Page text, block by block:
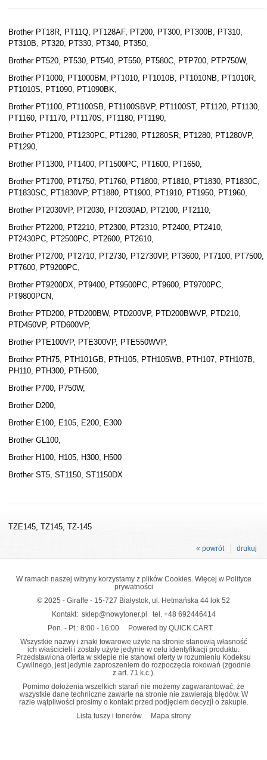
Brother PT18R, PT11Q, PT128AF, PT200, PT300, PT300B, PT310,
PT310B, PT320, PT330, PT340, PT350,
Brother PT520, PT530, PT540, PT550, PT580C, PTP700, PTP750W,
Brother PT1000, PT1000BM, PT1010, PT1010B, PT1010NB, PT1010R,
PT1010S, PT1090, PT1090BK,
Brother PT1100, PT1100SB, PT1100SBVP, PT1100ST, PT1120, PT1130,
PT1160, PT1170, PT1170S, PT1180, PT1190,
Brother PT1200, PT1230PC, PT1280, PT1280SR, PT1280, PT1280VP,
PT1290,
Brother PT1300, PT1400, PT1500PC, PT1600, PT1650,
Brother PT1700, PT1750, PT1760, PT1800, PT1810, PT1830, PT1830C,
PT1830SC, PT1830VP, PT1880, PT1900, PT1910, PT1950, PT1960,
Brother PT2030VP, PT2030, PT2030AD, PT2100, PT2110,
Brother PT2200, PT2210, PT2300, PT2310, PT2400, PT2410,
PT2430PC, PT2500PC, PT2600, PT2610,
Brother PT2700, PT2710, PT2730, PT2730VP, PT3600, PT7100, PT7500,
PT7600, PT9200PC,
Brother PT9200DX, PT9400, PT9500PC, PT9600, PT9700PC,
PT9800PCN,
Brother PTD200, PTD200BW, PTD200VP, PTD200BWVP, PTD210,
PTD450VP, PTD600VP,
Brother PTE100VP, PTE300VP, PTE550WVP,
Brother PTH75, PTH101GB, PTH105, PTH105WB, PTH107, PTH107B,
PH110, PTH300, PTH500,
Brother P700, P750W,
Brother D200,
Brother E100, E105, E200, E300
Brother GL100,
Brother H100, H105, H300, H500
Brother ST5, ST1150, ST1150DX
TZE145, TZ145, TZ-145
drukuj
« powrót
W ramach naszej witryny korzystamy z plików Cookies. Więcej w Polityce
prywatności
© 2025 - Giraffe - 15-727 Białystok, ul. Hetmańska 44 lok 52
Kontakt: sklep@nowytoner.pl tel. +48 692446414
Pon. - Pt.: 8:00 - 16:00
Powered by QUICK.CART
Wszystkie nazwy i znaki towarowe użyte na stronie stanowią własność
ich właścicieli i zostały użyte jedynie w celu identyfikacji produktu.
Przedstawiona oferta w sklepie nie stanowi oferty w rozumieniu Kodeksu
Cywilnego, jest jedynie zaproszeniem do rozpoczęcia rokowań (zgodnie
z art. 71 k.c.).
Pomimo dołożenia wszelkich starań nie możemy zagwarantować, że
wszystkie dane techniczne zawarte na stronie nie zawierają błędów. W
razie wątpliwości prosimy o kontakt przed podjęciem decyzji o zakupie.
Lista tuszy i tonerów
Mapa strony